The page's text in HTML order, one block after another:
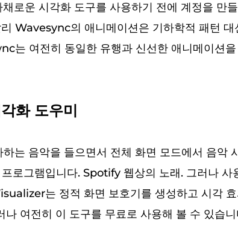
로운 시각화 도구를 사용하기 전에 계정을 만
Wavesync의 애니메이션은 기하학적 패턴 대
는 여전히 동일한 유행과 신선한 애니메이션
화 도우미
는 음악을 들으면서 전체 화면 모드에서 음악
로그램입니다. Spotify 웹상의 노래. 그러나 사
는 정적 화면 보호기를 생성하고 시각
나 여전히 이 도구를 무료로 사용해 볼 수 있습